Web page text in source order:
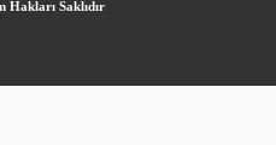
Saklıdır